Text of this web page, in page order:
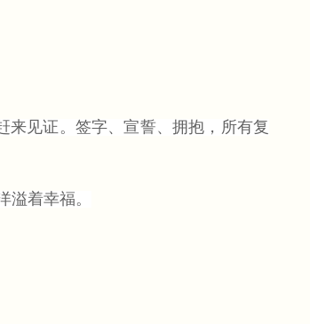
见证。签字、宣誓、拥抱，所有复
溢着幸福。